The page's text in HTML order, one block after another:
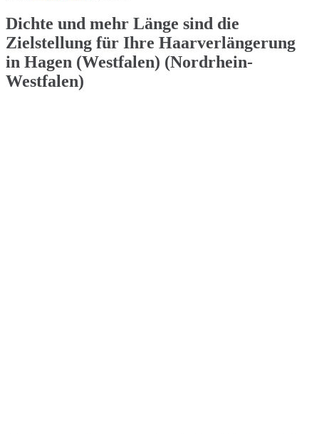
Dichte und mehr Länge sind die
Zielstellung für Ihre Haarverlängerung
in Hagen (Westfalen) (Nordrhein-
Westfalen)